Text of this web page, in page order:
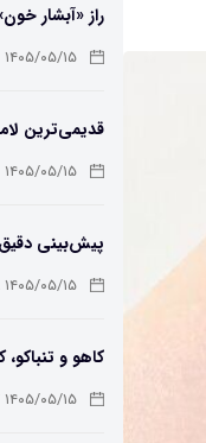
راز «آبشار
۱۴۰۵/۰۵/۱۵ ۱۵:۱۳
طول‌عمر لامپ
۱۴۰۵/۰۵/۱۵ ۱۵:۱۱
پیش‌بینی
زمین ممکن شد
۱۴۰۵/۰۵/۱۵ ۱۵:۰۸
کاهو و
۱۴۰۵/۰۵/۱۵ ۱۵:۰۷